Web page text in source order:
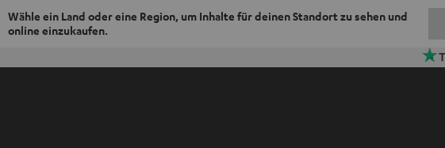
Wähle ein Land oder eine Region, um Inhalte für deinen Standort zu sehen und
online einzukaufen.